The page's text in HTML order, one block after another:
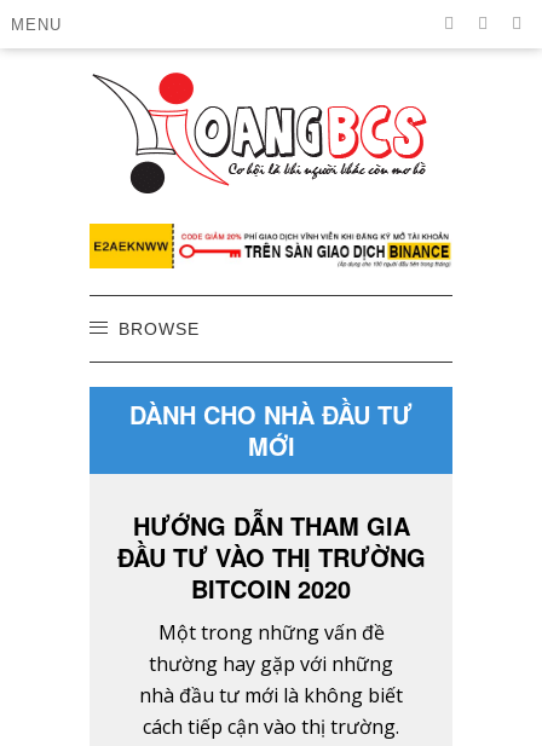
MENU
BROWSE
DÀNH CHO NHÀ ĐẦU TƯ
MỚI
HƯỚNG DẪN THAM GIA
ĐẦU TƯ VÀO THỊ TRƯỜNG
BITCOIN 2020
Một trong những vấn đề
thường hay gặp với những
nhà đầu tư mới là không biết
cách tiếp cận vào thị trường.